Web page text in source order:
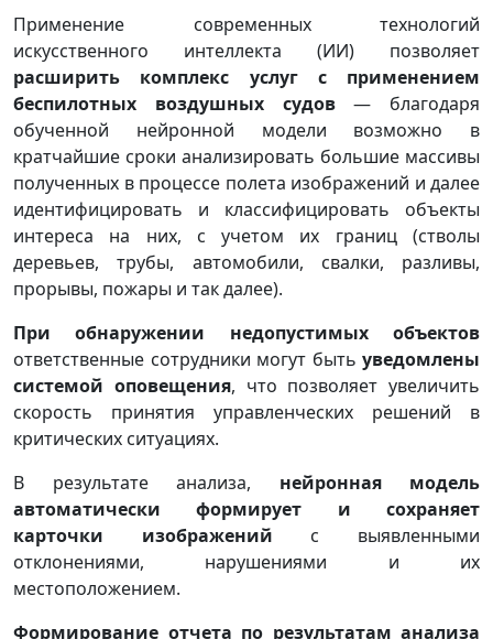
Применение современных технологий
искусственного интеллекта (ИИ) позволяет
расширить комплекс услуг с применением
беспилотных воздушных судов— благодаря
обученной нейронной модели возможно в
кратчайшие сроки анализировать большие массивы
полученных в процессе полета изображений и далее
идентифицировать и классифицировать объекты
интереса на них, с учетом их границ (стволы
деревьев, трубы, автомобили, свалки, разливы,
прорывы, пожары и так далее).
При обнаружении недопустимых объектов
ответственные сотрудники могут быть уведомлены
системой оповещения, что позволяет увеличить
скорость принятия управленческих решений в
критических ситуациях.
В результате анализа, нейронная модель
автоматически формирует и сохраняет
карточки изображений с выявленными
отклонениями, нарушениями и их
местоположением.
Формирование отчета по результатам анализа